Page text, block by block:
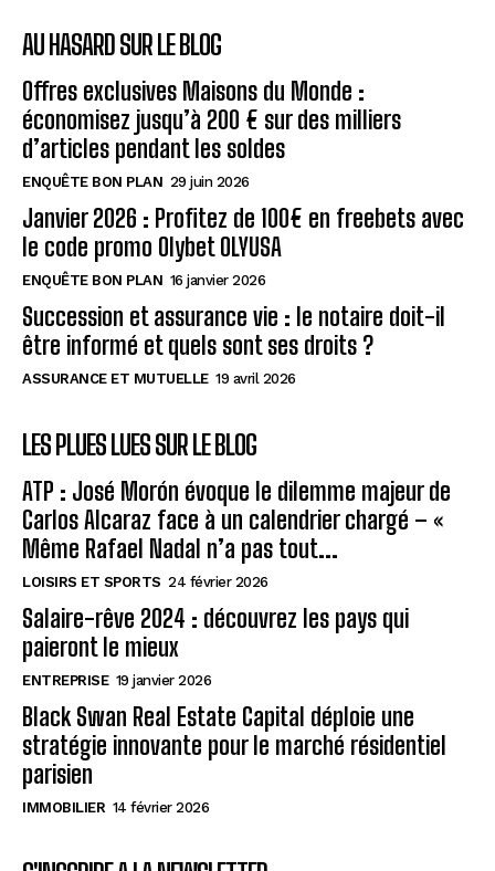
AU HASARD SUR LE BLOG
Offres exclusives Maisons du Monde :
économisez jusqu’à 200 € sur des milliers
d’articles pendant les soldes
ENQUÊTE BON PLAN 29 juin 2026
Janvier 2026 : Profitez de 100€ en freebets avec
le code promo Olybet OLYUSA
ENQUÊTE BON PLAN 16 janvier 2026
Succession et assurance vie : le notaire doit-il
être informé et quels sont ses droits ?
ASSURANCE ET MUTUELLE 19 avril 2026
LES PLUES LUES SUR LE BLOG
ATP : José Morón évoque le dilemme majeur de
Carlos Alcaraz face à un calendrier chargé – «
Même Rafael Nadal n’a pas tout...
LOISIRS ET SPORTS 24 février 2026
Salaire-rêve 2024 : découvrez les pays qui
paieront le mieux
ENTREPRISE 19 janvier 2026
Black Swan Real Estate Capital déploie une
stratégie innovante pour le marché résidentiel
parisien
IMMOBILIER 14 février 2026